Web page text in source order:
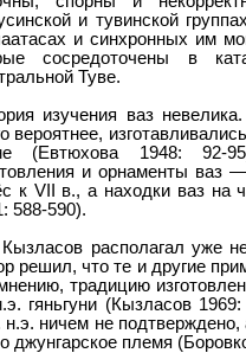
и тувинской
и синхронных им
сосредоточены в
Туве.
изучения ваз
вероятнее,
(Евтюхова 1948: 92-
и орнаменты ваз
к VII в., а находки ваз на
588-590).
располагал уже
решил, что те и другие
традицию
гяньгуни (Кызласов
н.э. ничем не
джунгарское племя